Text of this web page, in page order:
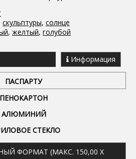
скульптуры, солнце
, желтый, голубой
Информация
ПАСПАРТУ
ПЕНОКАРТОН
АЛЮМИНИЙ
СТЕКЛО
ФОРМАТ (МАКС. 150,00 X